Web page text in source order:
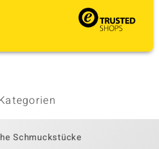
Schmuckstücke